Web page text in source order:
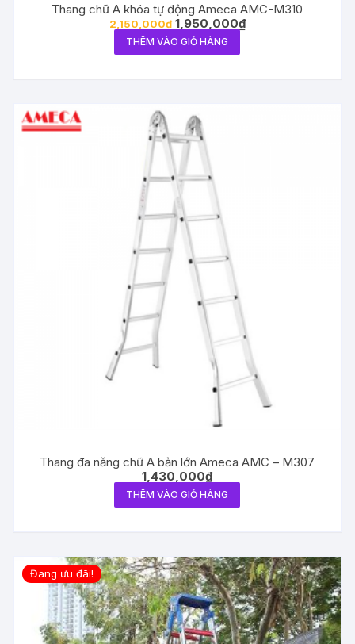
Thang chữ A khóa tự động Ameca AMC-M310
2,150,000₫ 1,950,000₫
THÊM VÀO GIỎ HÀNG
Thang đa năng chữ A bản lớn Ameca AMC – M307
1,430,000₫
THÊM VÀO GIỎ HÀNG
Đang ưu đãi!